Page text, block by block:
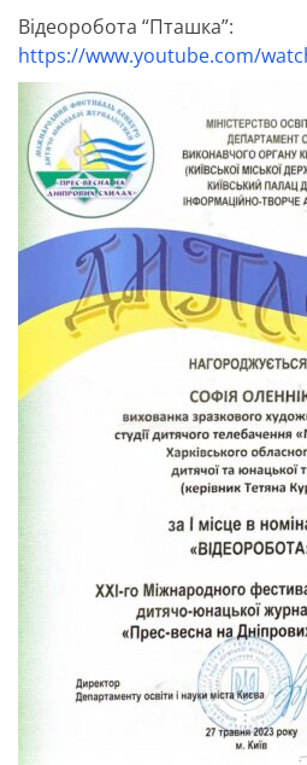
Відеоробота “Пташка”:
https://www.youtube.com/